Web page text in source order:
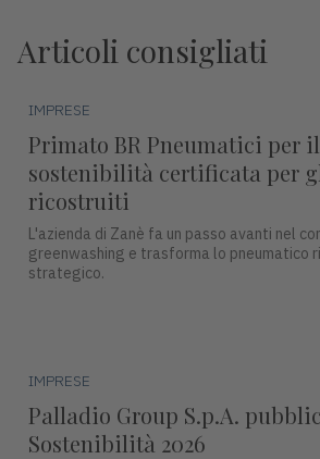
Articoli consigliati
IMPRESE
Primato BR Pneumatici per
sostenibilità certificata per
ricostruiti
L'azienda di Zanè fa un passo avanti nel
greenwashing e trasforma lo pneumatico
strategico.
IMPRESE
Palladio Group S.p.A.
Sostenibilità 2026